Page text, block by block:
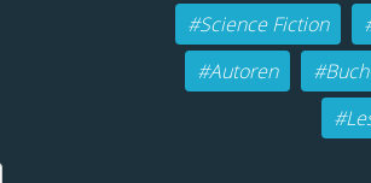
#Science Fiction
#Autoren